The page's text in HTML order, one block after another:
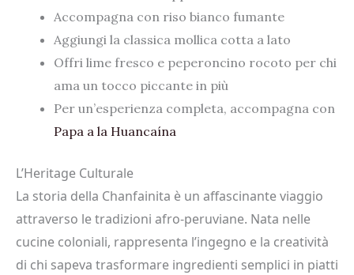
Accompagna con riso bianco fumante
Aggiungi la classica mollica cotta a lato
Offri lime fresco e peperoncino rocoto per chi
ama un tocco piccante in più
Per un’esperienza completa, accompagna con
Papa a la Huancaína
L’Heritage Culturale
La storia della Chanfainita è un affascinante viaggio
attraverso le tradizioni afro-peruviane. Nata nelle
cucine coloniali, rappresenta l’ingegno e la creatività
di chi sapeva trasformare ingredienti semplici in piatti